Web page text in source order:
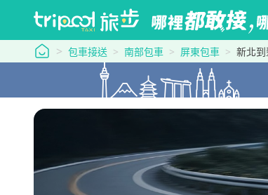
tripool 旅步
包車接送 南部包車 屏東包車 新北